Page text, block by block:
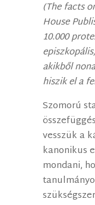
(The facts
House
10.000
akikből
hiszik el a
Szomorú
vesszük a
kanonikus
mondani,